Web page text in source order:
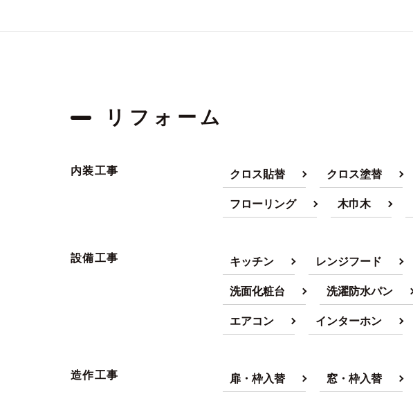
リフォーム
内装工事 クロス貼替 クロス塗替
フローリング 木巾木
設備工事 キッチン レンジフード
洗面化粧台 洗濯防水パン
エアコン インターホン
造作工事 扉・枠入替 窓・枠入替